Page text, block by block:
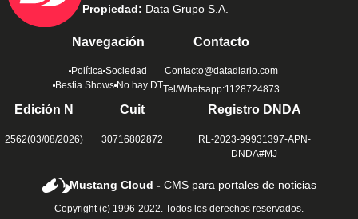
Propiedad: Data Grupo S.A.
Navegación
Política Sociedad
Bestia Shows No hay DT
Contacto
Contacto@datadiario.com
Tel/Whatsapp:1128724873
Edición N
2562(03/08/2026)
Cuit
30716802872
Registro DNDA
RL-2023-99931397-APN-
DNDA#MJ
Mustang Cloud -CMS para portales de noticias
Copyright (c) 1996-2022. Todos los derechos reservados.